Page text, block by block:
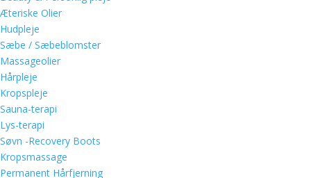
Æteriske Olier
Hudpleje
Sæbe / Sæbeblomster
Massageolier
Hårpleje
Kropspleje
Sauna-terapi
Lys-terapi
Søvn -Recovery Boots
Kropsmassage
Permanent Hårfjerning